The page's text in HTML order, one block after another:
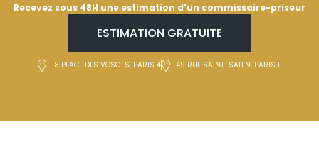
Recevez sous 48H une estimation d'un commissaire-priseur
ESTIMATION GRATUITE
18 PLACE DES VOSGES, PARIS 4 49 RUE SAINT-SABIN, PARIS 11